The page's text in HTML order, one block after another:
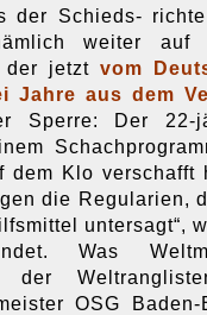
der Schieds-
weiter auf
der jetzt vom
Jahre aus dem
Sperre: Der 22-
dem Klo verschafft
die Regularien,
untersagt“,
Was
OSG Baden-